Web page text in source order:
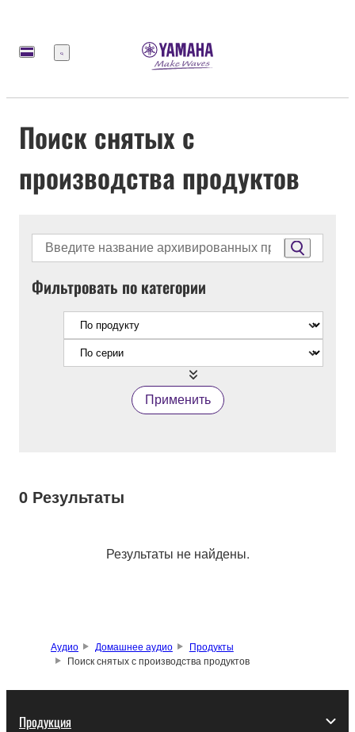
Меню
Поиск снятых с
производства продуктов
Фильтровать по категории
Применить
0 Результаты
Результаты не найдены.
Аудио Домашнее аудио
Продукты
Поиск снятых с производства продуктов
Продукция